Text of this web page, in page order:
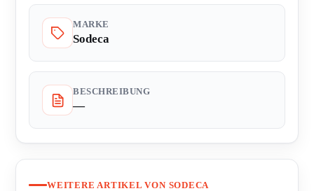
MARKE
Sodeca
BESCHREIBUNG
—
WEITERE ARTIKEL VON SODECA